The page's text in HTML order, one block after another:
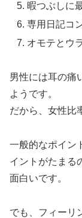
暇つぶしに
専用日記コ
オモテとウ
男性には耳の痛
ようです。
だから、女性比
一般的なポイン
イントがたまる
面白いです。
でも、フィーリ